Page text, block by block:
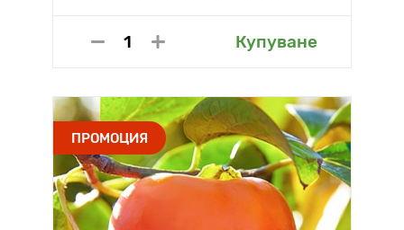
Купуване
ПРОМОЦИЯ